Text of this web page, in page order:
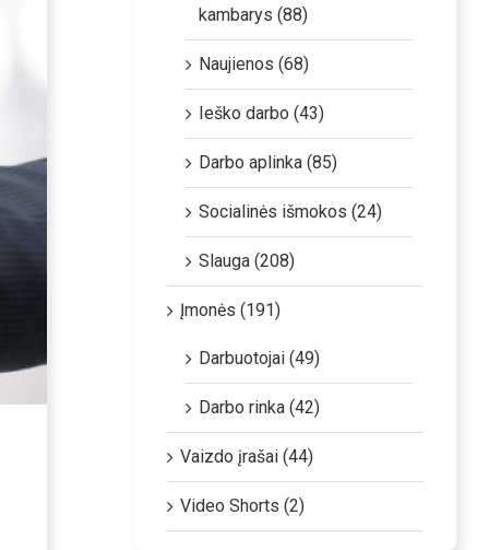
kambarys (88)
Naujienos (68)
Ieško darbo (43)
Darbo aplinka (85)
Socialinės išmokos (24)
Slauga (208)
Įmonės (191)
Darbuotojai (49)
Darbo rinka (42)
Vaizdo įrašai (44)
Video Shorts (2)